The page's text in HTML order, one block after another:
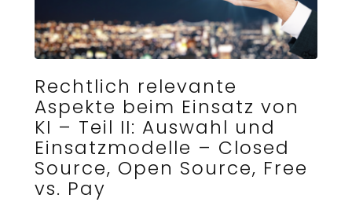
Rechtlich relevante
Aspekte beim Einsatz von
KI – Teil II: Auswahl und
Einsatzmodelle – Closed
Source, Open Source, Free
vs. Pay